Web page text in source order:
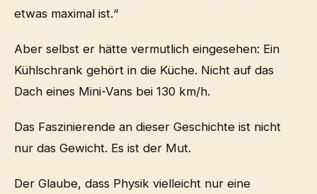
etwas maximal ist.“
Aber selbst er hätte vermutlich eingesehen: Ein
Kühlschrank gehört in die Küche. Nicht auf das
Dach eines Mini-Vans bei 130 km/h.
Das Faszinierende an dieser Geschichte ist nicht
nur das Gewicht. Es ist der Mut.
Der Glaube, dass Physik vielleicht nur eine